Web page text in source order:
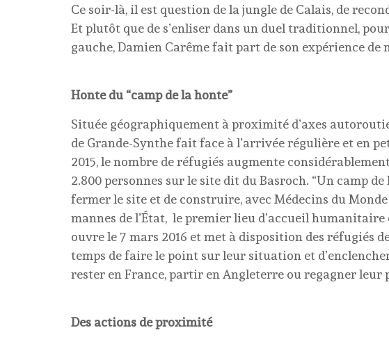
Ce soir-là, il est question de la jungle de Calais, de
Et plutôt que de s’enliser dans un duel traditionnel,
gauche, Damien Carême fait part de son expérience de
Honte du “camp de la honte”
Située géographiquement à proximité d’axes
de Grande-Synthe fait face à l’arrivée régulière et en
2015, le nombre de réfugiés augmente
2.800 personnes sur le site dit du Basroch. “Un camp
fermer le site et de construire, avec Médecins du
mannes de l’État, le premier lieu d’accueil humanitaire
ouvre le 7 mars 2016 et met à disposition des réfugiés
temps de faire le point sur leur situation et
rester en France, partir en Angleterre ou regagner leur
Des actions de proximité